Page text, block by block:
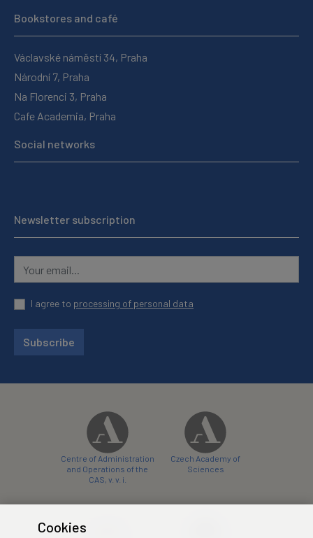
Bookstores and café
Václavské náměstí 34, Praha
Národní 7, Praha
Na Florenci 3, Praha
Cafe Academia, Praha
Social networks
Newsletter subscription
I agree to processing of personal data
Subscribe
Centre of Administration
and Operations of the
CAS, v. v. i.
Czech Academy of
Sciences
Cookies